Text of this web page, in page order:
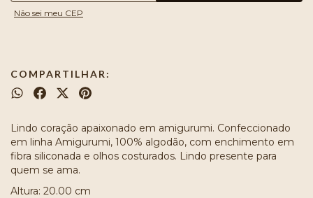
Não sei meu CEP
COMPARTILHAR:
Lindo coração apaixonado em amigurumi. Confeccionado
em linha Amigurumi, 100% algodão, com enchimento em
fibra siliconada e olhos costurados. Lindo presente para
quem se ama.
Altura: 20.00 cm